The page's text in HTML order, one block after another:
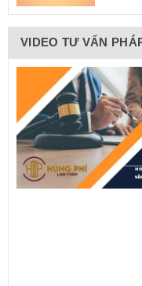
VIDEO TƯ VẤN